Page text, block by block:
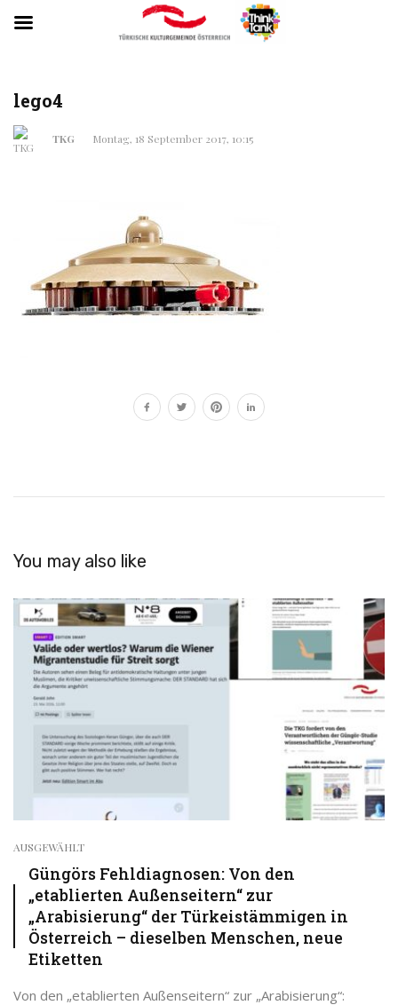
lego4
TKG Montag, 18 September 2017, 10:15
You may also like
AUSGEWÄHLT
Güngörs Fehldiagnosen: Von den
„etablierten Außenseitern“ zur
„Arabisierung“ der Türkeistämmigen in
Österreich – dieselben Menschen, neue
Etiketten
Von den „etablierten Außenseitern“ zur „Arabisierung“: